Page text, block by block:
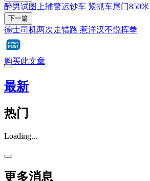
醉男试图上辅警运钞车 紧抓车尾门850米
下一篇
德士司机两次走错路 惹洋汉不悦挥拳
购买此文章
最新
热门
Loading...
更多消息